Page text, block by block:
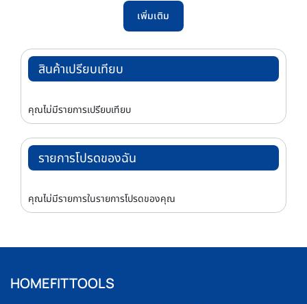
เพิ่มเติม
สินค้าเปรียบเทียบ
คุณไม่มีรายการเปรียบเทียบ
รายการโปรดของฉัน
คุณไม่มีรายการในรายการโปรดของคุณ
HOMEFITTOOLS